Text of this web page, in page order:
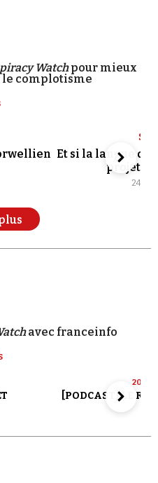
Watchpour mieux
complotisme
Et si la langue de
projet
24/
avec franceinfo
20
[PODCAST] LE